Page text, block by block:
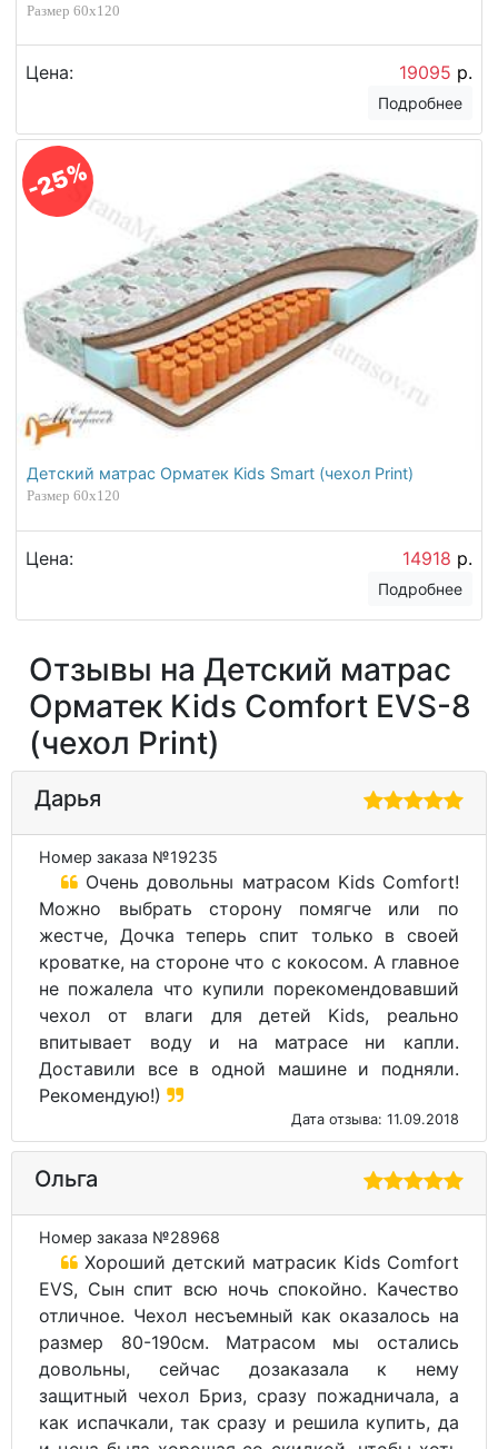
Размер 60х120
Цена: 19095 р.
Подробнее
-25%
Детский матрас Орматек Kids Smart (чехол Print)
Размер 60х120
Цена: 14918 р.
Подробнее
Отзывы на Детский матрас
Орматек Kids Comfort EVS-8
(чехол Print)
Дарья
Номер заказа №19235
Очень довольны матрасом Kids Comfort!
Можно выбрать сторону помягче или по
жестче, Дочка теперь спит только в своей
кроватке, на стороне что с кокосом. А главное
не пожалела что купили порекомендовавший
чехол от влаги для детей Kids, реально
впитывает воду и на матрасе ни капли.
Доставили все в одной машине и подняли.
Рекомендую!)
Дата отзыва: 11.09.2018
Ольга
Номер заказа №28968
Хороший детский матрасик Kids Comfort
EVS, Сын спит всю ночь спокойно. Качество
отличное. Чехол несъемный как оказалось на
размер 80-190см. Матрасом мы остались
довольны, сейчас дозаказала к нему
защитный чехол Бриз, сразу пожадничала, а
как испачкали, так сразу и решила купить, да